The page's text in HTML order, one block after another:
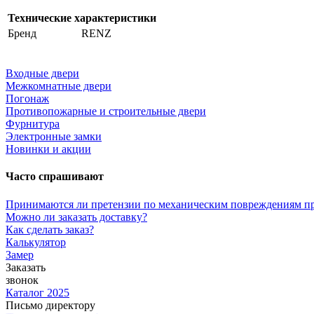
Технические характеристики
Бренд
RENZ
Входные двери
Межкомнатные двери
Погонаж
Противопожарные и строительные двери
Фурнитура
Электронные замки
Новинки и акции
Часто спрашивают
Принимаются ли претензии по механическим повреждениям
Можно ли заказать доставку?
Как сделать заказ?
Калькулятор
Замер
Заказать
звонок
Каталог 2025
Письмо директору